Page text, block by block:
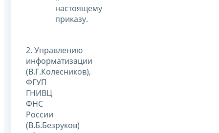
настоящему
приказу.
2. Управлению
информатизации
(В.Г.Колесников),
ФГУП
ГНИВЦ
ФНС
России
(В.Б.Безруков)